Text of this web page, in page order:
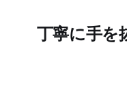
丁寧に手を